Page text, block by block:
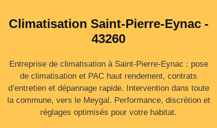
Climatisation Saint-Pierre-Eynac -
43260
Entreprise de climatisation à Saint-Pierre-Eynac : pose
de climatisation et PAC haut rendement, contrats
d’entretien et dépannage rapide. Intervention dans toute
la commune, vers le Meygal. Performance, discrétion et
réglages optimisés pour votre habitat.